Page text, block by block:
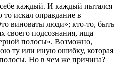
каждый. И каждый пытался
то искал оправдание в
виноваты люди»; кто-то, быть
своего подсознания, ища
полосы». Возможно,
ту или иную ошибку, которая
Но в чем же причина?